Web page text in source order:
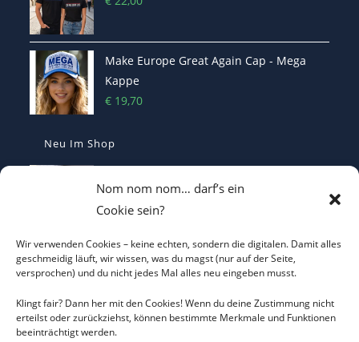
Nom nom nom… darf’s ein
Cookie sein?
Wir verwenden Cookies – keine echten, sondern die digitalen. Damit alles
geschmeidig läuft, wir wissen, was du magst (nur auf der Seite,
versprochen) und du nicht jedes Mal alles neu eingeben musst.
Klingt fair? Dann her mit den Cookies! Wenn du deine Zustimmung nicht
erteilst oder zurückziehst, können bestimmte Merkmale und Funktionen
beeinträchtigt werden.
Make Europe Great Again Cap - Mega
Kappe
€ 19,70
Neu Im Shop
Kaffetasse - Motiviert in den Morgen
€16,70
Heterodoxer Extremist - Das provokante
T-Shirt
Casquette Make France Great Again -